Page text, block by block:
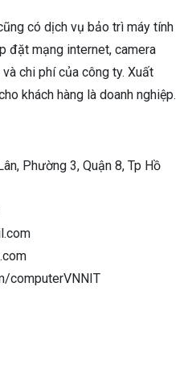
có dịch vụ bảo trì máy tính
đặt mạng internet, camera
chi phí của công ty. Xuất
khách hàng là doanh nghiệp.
Phường 3, Quận 8, Tp Hồ
computerVNNIT